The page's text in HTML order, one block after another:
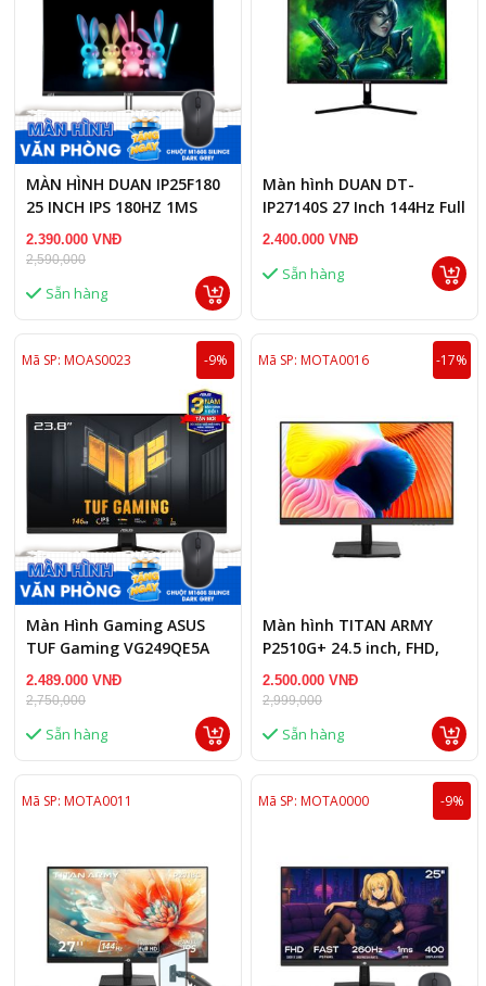
MÀN HÌNH DUAN IP25F180
25 INCH IPS 180HZ 1MS
2.390.000 VNĐ
2,590,000
Sẵn hàng
Màn hình DUAN DT-
IP27140S 27 Inch 144Hz Full
HD
2.400.000 VNĐ
Sẵn hàng
Mã SP: MOAS0023 -9%
Màn Hình Gaming ASUS
TUF Gaming VG249QE5A
(23.8 inch - FHD - IPS -
146Hz - 1ms - Speaker)
2.489.000 VNĐ
2,750,000
Sẵn hàng
Mã SP: MOTA0016 -17%
Màn hình TITAN ARMY
P2510G+ 24.5 inch, FHD,
215 Hz, FAST IPS, 1ms,
Phẳng
2.500.000 VNĐ
2,999,000
Sẵn hàng
Mã SP: MOTA0011 Mã SP: MOTA0000 -9%